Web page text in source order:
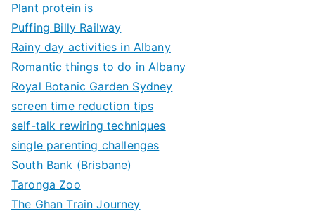
Plant protein is
Puffing Billy Railway
Rainy day activities in Albany
Romantic things to do in Albany
Royal Botanic Garden Sydney
screen time reduction tips
self-talk rewiring techniques
single parenting challenges
South Bank (Brisbane)
Taronga Zoo
The Ghan Train Journey